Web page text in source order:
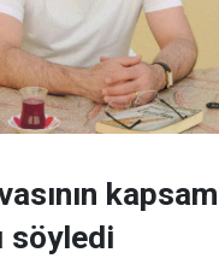
kapsam
söyledi